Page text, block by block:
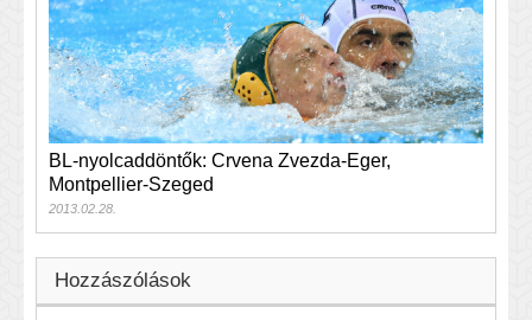
BL-nyolcaddöntők: Crvena Zvezda-Eger,
Montpellier-Szeged
2013.02.28.
Hozzászólások